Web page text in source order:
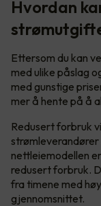
Hvordan
Ettersom du kan
med ulike påslag
med gunstige
mer å hente på å
Redusert forbruk
strømleverandører
nettleiemodellen
redusert forbruk.
fra timene med
gjennomsnittet.